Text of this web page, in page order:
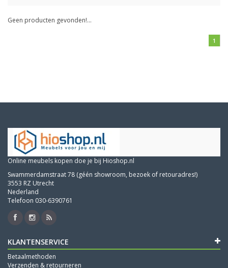
Geen producten gevonden!...
1
Online meubels kopen doe je bij Hioshop.nl
Swammerdamstraat 78 (géén showroom, bezoek of retouradres!)
3553 RZ Utrecht
Nederland
Telefoon 030-6390761
KLANTENSERVICE
Betaalmethoden
Verzenden & retourneren